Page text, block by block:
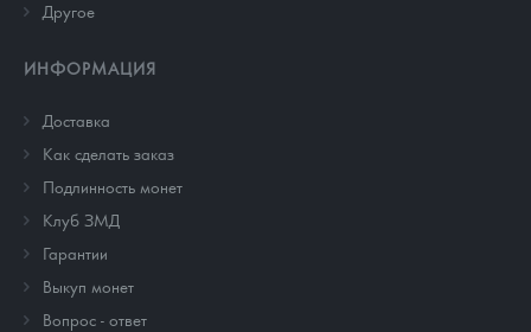
Другое
ИНФОРМАЦИЯ
Доставка
Как сделать заказ
Подлинность монет
Клуб ЗМД
Гарантии
Выкуп монет
Вопрос - ответ